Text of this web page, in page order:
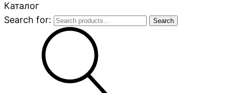
Каталог
Search for:
Search